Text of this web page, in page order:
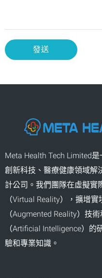
發送
Meta Health Tech Limited
創新科技、醫療健康領域解
計公司。我們團隊在虛擬實
（Virtual Reality），擴增實
（Augmented Reality）技
（Artificial Intelligence）的
驗和專業知識。